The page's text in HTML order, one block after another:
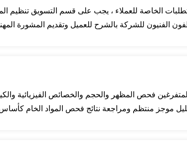
الخاصة للعملاء ، يجب على قسم التسويق تنظيم
الفنيون للشركة بالشرح للعميل وتقديم المشورة
فحص المظهر والحجم والخصائص الفيزيائية
موجز منتظم ومراجعة نتائج فحص المواد الخام كأساس